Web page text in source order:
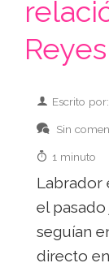
Reyes
Escrito
Sin
1 minuto
Labrador
el
seguían
directo